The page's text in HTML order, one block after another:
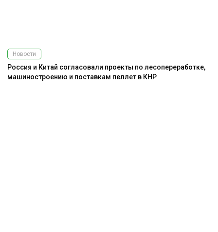
Новости
Россия и Китай согласовали проекты по лесопереработке,
машиностроению и поставкам пеллет в КНР